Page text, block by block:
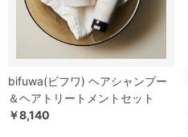
bifuwa(ビフワ) ヘアシャンプー
＆ヘアトリートメントセット
￥8,140